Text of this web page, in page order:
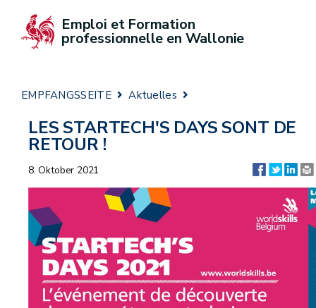
Emploi et Formation
professionnelle en Wallonie
EMPFANGSSEITE Aktuelles
LES STARTECH'S DAYS SONT DE
RETOUR !
8. Oktober 2021